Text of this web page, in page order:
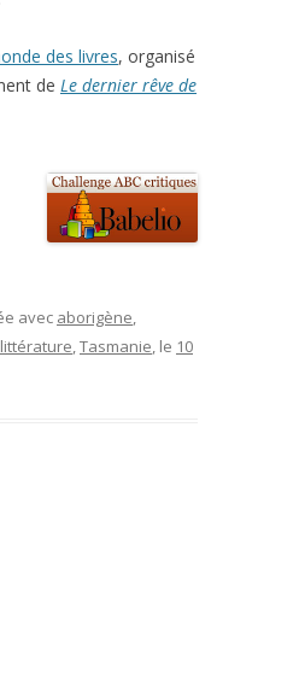
des livres, organisé
de Le dernier rêve de
avec aborigène,
,Tasmanie, le 10